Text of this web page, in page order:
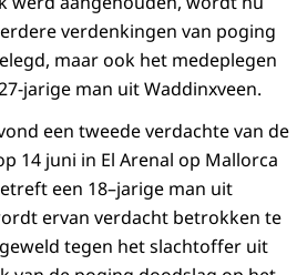
verdenkingen van poging
maar ook het medeplegen
jarige man uit Waddinxveen.
een tweede verdachte van de
14 juni in El Arenal op Mallorca
een 18–jarige man uit
ervan verdacht betrokken te
tegen het slachtoffer uit